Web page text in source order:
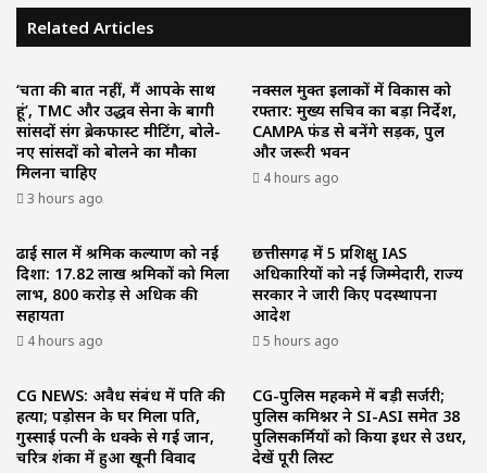
Related Articles
‘चिंता की बात नहीं, मैं आपके साथ
हूं’, TMC और उद्धव सेना के बागी
सांसदों संग ब्रेकफास्ट मीटिंग, बोले-
नए सांसदों को बोलने का मौका
मिलना चाहिए
3 hours ago
नक्सल मुक्त इलाकों में विकास को
रफ्तार: मुख्य सचिव का बड़ा निर्देश,
CAMPA फंड से बनेंगे सड़क, पुल
और जरूरी भवन
4 hours ago
ढाई साल में श्रमिक कल्याण को नई
दिशा: 17.82 लाख श्रमिकों को मिला
लाभ, ₹800 करोड़ से अधिक की
सहायता
4 hours ago
छत्तीसगढ़ में 5 प्रशिक्षु IAS
अधिकारियों को नई जिम्मेदारी, राज्य
सरकार ने जारी किए पदस्थापना
आदेश
5 hours ago
CG NEWS: अवैध संबंध में पति की
हत्या; पड़ोसन के घर मिला पति,
गुस्साई पत्नी के धक्के से गई जान,
चरित्र शंका में हुआ खूनी विवाद
CG-पुलिस महकमे में बड़ी सर्जरी;
पुलिस कमिश्नर ने SI-ASI समेत 38
पुलिसकर्मियों को किया इधर से उधर,
देखें पूरी लिस्ट